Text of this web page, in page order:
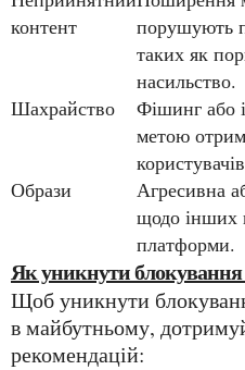
контент
порушують
таких як
насильство.
Шахрайство
Фішинг або інші шахрайські дії з
метою
Образи
Агресивна або образлива поведінка
щодо інших
платформи.
Як уникнути
Щоб уникнути блокування номера в Телеграмі
в майбутньому,
рекомендацій: